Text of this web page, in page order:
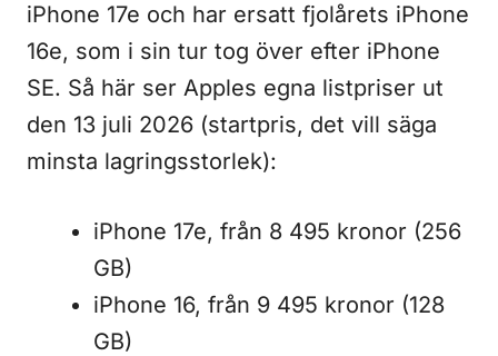
iPhone 17e och har ersatt fjolårets iPhone
16e, som i sin tur tog över efter iPhone
SE. Så här ser Apples egna listpriser ut
den 13 juli 2026 (startpris, det vill säga
minsta lagringsstorlek):
iPhone 17e, från 8 495 kronor (256
GB)
iPhone 16, från 9 495 kronor (128
GB)